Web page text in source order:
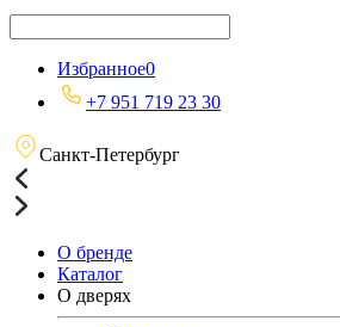
Избранное0
+7 951 719 23 30
Санкт-Петербург
О бренде
Каталог
О дверях